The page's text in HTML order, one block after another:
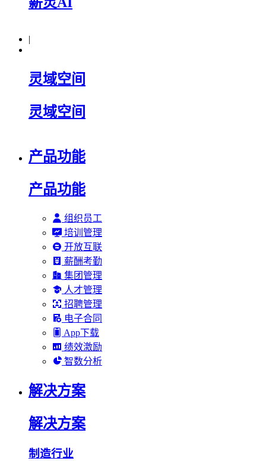
|
灵域空间
灵域空间
产品功能
产品功能
组织员工
培训管理
开放互联
薪酬考勤
集团管理
人才管理
招聘管理
电子合同
App下载
绩效激励
智数分析
解决方案
解决方案
制造行业